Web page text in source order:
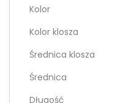
Kolor
Kolor klosza
Średnica klosza
Średnica
Długość